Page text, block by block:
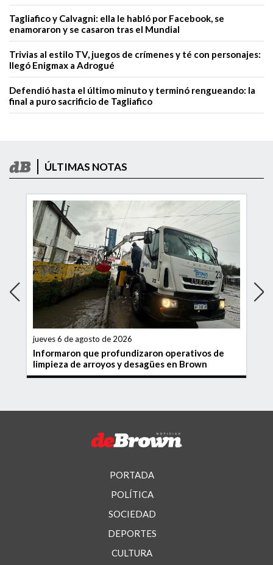
Tagliafico y Calvagni: ella le habló por Facebook, se
enamoraron y se casaron tras el Mundial
Trivias al estilo TV, juegos de crímenes y té con personajes:
llegó Enigmax a Adrogué
Defendió hasta el último minuto y terminó rengueando: la
final a puro sacrificio de Tagliafico
ÚLTIMAS NOTAS
jueves 6 de agosto de 2026
Informaron que profundizaron operativos de
limpieza de arroyos y desagües en Brown
PORTADA
POLÍTICA
SOCIEDAD
DEPORTES
CULTURA